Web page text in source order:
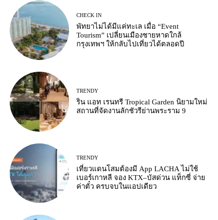
CHECK IN
พัทยาไม่ได้มีแค่ทะเล เมื่อ “Event
Tourism” เปลี่ยนเมืองชายหาดใกล้
กรุงเทพฯ ให้กลับไปเที่ยวได้ตลอดปี
TRENDY
ริน แอท เรนทรี Tropical Garden นิยามใหม่
สถานที่จัดงานลักชัวรีย่านพระราม 9
TRENDY
เที่ยวแดนโสมต้องมี App LACHA ไม่ใช้
เบอร์เกาหลี จอง KTX–บัสด่วน แท็กซี่ จ่าย
ค่าตั๋ว ครบจบในแอปเดียว